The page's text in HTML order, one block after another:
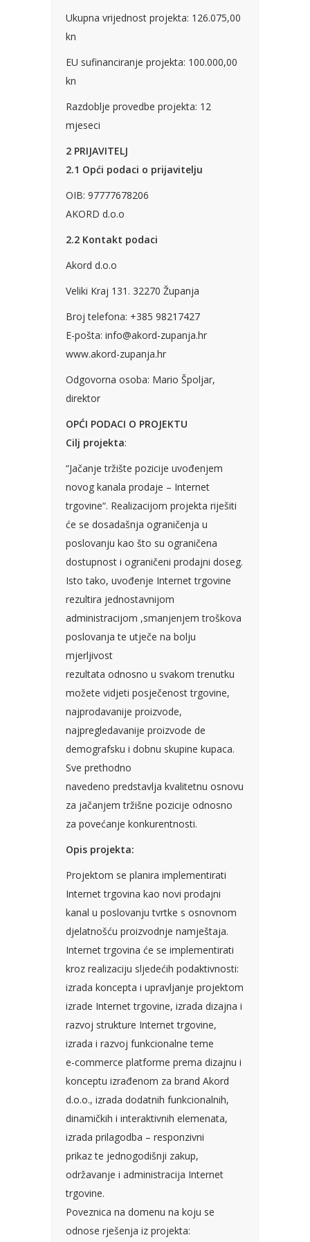
Pogledajte što je novo
u ponudi
AKCIJA! Pločasti
materijali
Alati i
pribor
Vrt i
okućnica
lakovi materijali
Bijela
tehnika galanterija
ElektromaterijalVijčana
roba
Bicikli
Ukupna vrijednost projekta: 126.075,00
kn
EU sufinanciranje projekta: 100.000,00
kn
Razdoblje provedbe projekta: 12
mjeseci
2 PRIJAVITELJ
2.1 Opći podaci o prijavitelju
OIB: 97777678206
AKORD d.o.o
2.2 Kontakt podaci
Akord d.o.o
Veliki Kraj 131. 32270 Županja
Broj telefona: +385 98217427
E-pošta: info@akord-zupanja.hr
www.akord-zupanja.hr
Odgovorna osoba: Mario Špoljar,
direktor
OPĆI PODACI O PROJEKTU
Cilj projekta:
“Jačanje tržište pozicije uvođenjem
novog kanala prodaje – Internet
trgovine“. Realizacijom projekta riješiti
će se dosadašnja ograničenja u
poslovanju kao što su ograničena
dostupnost i ograničeni prodajni doseg.
Isto tako, uvođenje Internet trgovine
rezultira jednostavnijom
administracijom ,smanjenjem troškova
poslovanja te utječe na bolju
mjerljivost
rezultata odnosno u svakom trenutku
možete vidjeti posječenost trgovine,
najprodavanije proizvode,
najpregledavanije proizvode de
demografsku i dobnu skupine kupaca.
Sve prethodno
navedeno predstavlja kvalitetnu osnovu
za jačanjem tržišne pozicije odnosno
za povećanje konkurentnosti.
Opis projekta:
Projektom se planira implementirati
Internet trgovina kao novi prodajni
kanal u poslovanju tvrtke s osnovnom
djelatnošću proizvodnje namještaja.
Internet trgovina će se implementirati
kroz realizaciju sljedećih podaktivnosti:
izrada koncepta i upravljanje projektom
izrade Internet trgovine, izrada dizajna i
razvoj strukture Internet trgovine,
izrada i razvoj funkcionalne teme
e-commerce platforme prema dizajnu i
konceptu izrađenom za brand Akord
d.o.o., izrada dodatnih funkcionalnih,
dinamičkih i interaktivnih elemenata,
izrada prilagodba – responzivni
prikaz te jednogodišnji zakup,
održavanje i administracija Internet
trgovine.
Poveznica na domenu na koju se
odnose rješenja iz projekta: